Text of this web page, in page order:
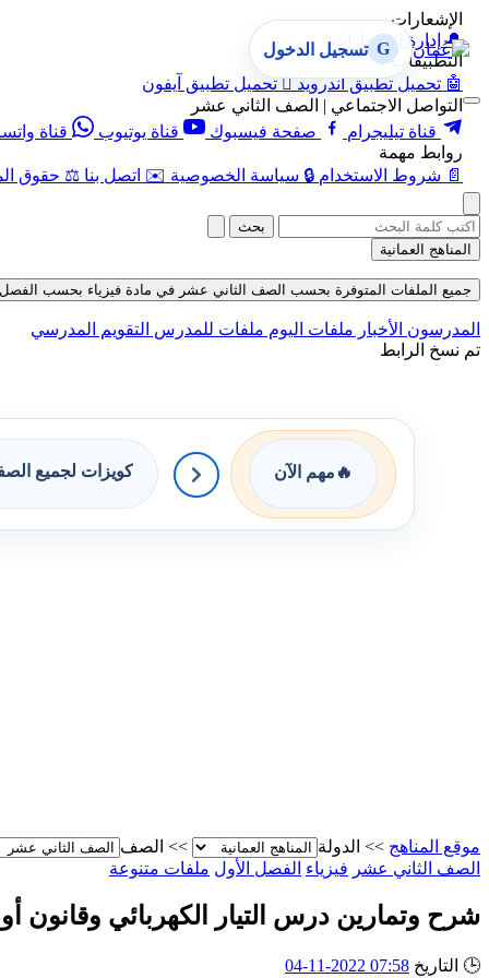
الإشعارات
🔔 إدارة الإشعارات
التطبيقات
🤖 تحميل تطبيق أندرويد  تحميل تطبيق آيفون
التواصل الاجتماعي | الصف الثاني عشر
قناة تيليجرام
صفحة فيسبوك قناة يوتيوب
قناة
روابط مهمة
📄 شروط الاستخدام 🔒 سياسة الخصوصية ✉️ اتصل بنا ⚖️ حقوق
G تسجيل الدخول
بحث
المناهج العمانية
جميع الملفات المتوفرة بحسب الصف الثاني عشر في مادة فيزياء بحسب الفصل
المدرسون الأخبار ملفات اليوم ملفات للمدرس التقويم المدرسي
تم نسخ الرابط
🔥 مهم الآن كويزات لجميع
موقع المناهج >> الدولة >> الصف
الصف الثاني عشر فيزياء الفصل الأول ملفات متنوعة
شرح وتمارين درس التيار الكهربائي وقانون
🕒 التاريخ 07:58 2022-11-04